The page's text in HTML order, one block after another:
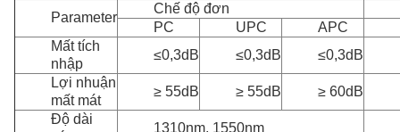
Parameter
Chế độ đơn
PC
UPC
APC
Mất tích
nhập
≤0,3dB ≤0,3dB
≤0,3dB
Lợi nhuận
mất mát
≥ 55dB ≥ 55dB
≥ 60dB
Độ dài
1310nm, 1550nm